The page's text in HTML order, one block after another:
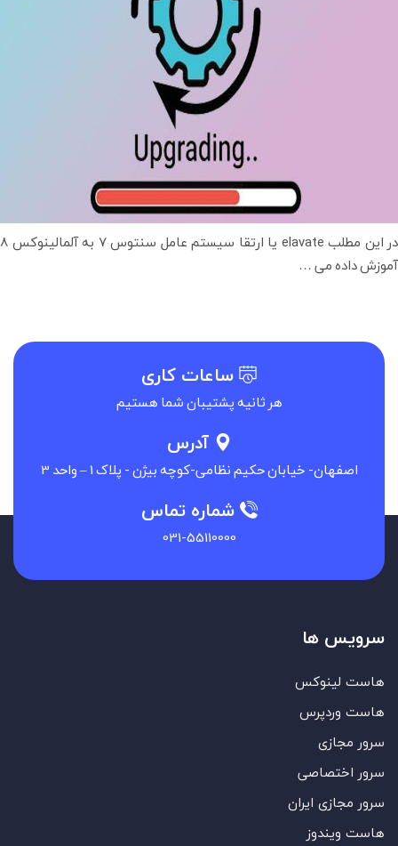
در این مطلب elavate یا ارتقا سیستم عامل سنتوس 7 به آلمالینوکس 8
آموزش داده می…
آلمالینوکس
ساعات کاری
هر ثانیه پشتیبان شما هستیم
آدرس
اصفهان- خیابان حکیم نظامی-کوچه بیژن - پلاک 1 – واحد 3
شماره تماس
031-55110000
سرویس ها
هاست لینوکس
هاست وردپرس
سرور مجازی
سرور اختصاصی
سرور مجازی ایران
هاست ویندوز